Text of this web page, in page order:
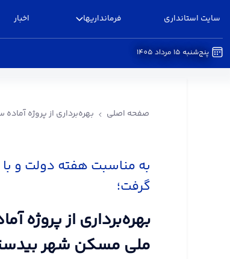
سایت استانداری فرمانداریها اخبار
پنج‌شنبه 15 مرداد 1405
صفحه اصلی بهره‌برداری از پروژه
به مناسبت هفته دولت و
گرفت؛
بهره‌برداری از پروژه
ملی مسکن شهر